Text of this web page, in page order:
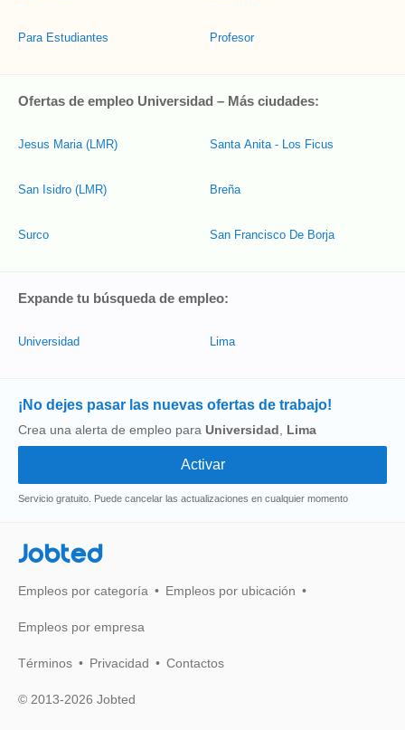
Para Estudiantes Profesor
Ofertas de empleo Universidad – Más ciudades:
Jesus Maria (LMR)
San Isidro (LMR)
Surco
Santa Anita - Los Ficus
Breña
San Francisco De Borja
Expande tu búsqueda de empleo:
Universidad Lima
¡No dejes pasar las nuevas ofertas de trabajo!
Crea una alerta de empleo para Universidad Lima
Servicio gratuito. Puede cancelar las actualizaciones en cualquier momento
Jobted
Empleos por categoría Empleos por ubicación
Empleos por empresa
Términos Privacidad Contactos
© 2013-2026 Jobted